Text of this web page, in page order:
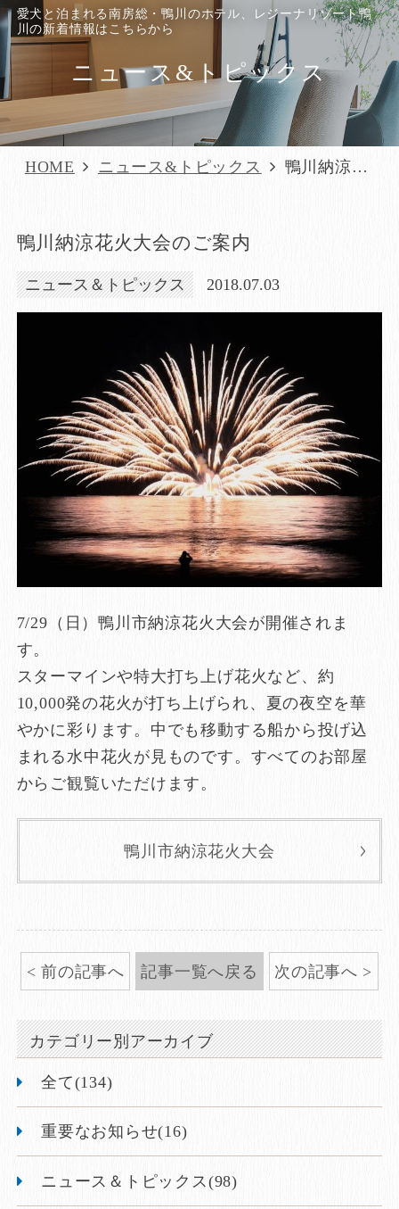
愛犬と泊まれる南房総・鴨川のホテル、レジーナリゾート鴨
川の新着情報はこちらから
ニュース&トピックス
HOME ニュース&トピックス
鴨川納涼花
鴨川納涼花火大会のご案内
ニュース＆トピックス 2018.07.03
7/29（日）鴨川市納涼花火大会が開催されま
す。
スターマインや特大打ち上げ花火など、約
10,000発の花火が打ち上げられ、夏の夜空を華
やかに彩ります。中でも移動する船から投げ込
まれる水中花火が見ものです。すべてのお部屋
からご観覧いただけます。
鴨川市納涼花火大会
前の記事へ 記事一覧へ戻る 次の記事へ
カテゴリー別アーカイブ
全て(134)
重要なお知らせ(16)
ニュース＆トピックス(98)